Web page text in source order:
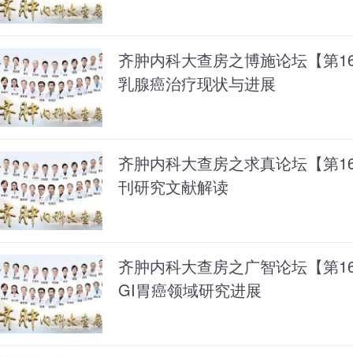
齐肿内科大查房之博施论坛【第
乳腺癌治疗现状与进展
齐肿内科大查房之求真论坛【第
刊研究文献解读
齐肿内科大查房之广智论坛【第
GI胃癌领域研究进展